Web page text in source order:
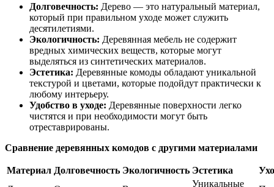
Долговечность: Дерево — это натуральный материал,
который при правильном уходе может служить
десятилетиями.
Экологичность: Деревянная мебель не содержит
вредных химических веществ, которые могут
выделяться из синтетических материалов.
Эстетика: Деревянные комоды обладают уникальной
текстурой и цветами, которые подойдут практически к
любому интерьеру.
Удобство в уходе: Деревянные поверхности легко
чистятся и при необходимости могут быть
отреставрированы.
Сравнение деревянных комодов с другими материалами
Материал Долговечность Экологичность Эстетика
Уникальные